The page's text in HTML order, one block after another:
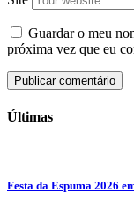
Guardar o meu
próxima vez que eu
Últimas
Festa da Espuma 2026